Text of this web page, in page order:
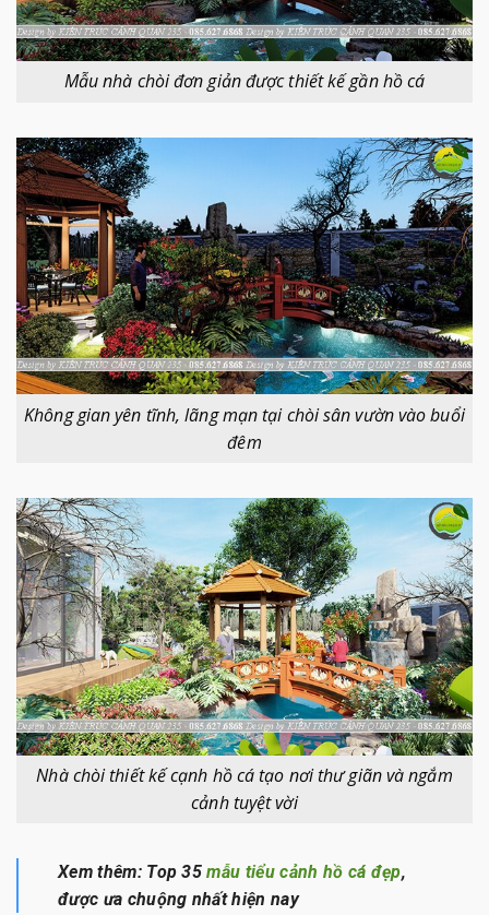
Mẫu nhà chòi đơn giản được thiết kế gần hồ cá
Không gian yên tĩnh, lãng mạn tại chòi sân vườn vào buổi
đêm
Nhà chòi thiết kế cạnh hồ cá tạo nơi thư giãn và ngắm
cảnh tuyệt vời
Xem thêm: Top 35mẫu tiểu cảnh hồ cá đẹp,
được ưa chuộng nhất hiện nay